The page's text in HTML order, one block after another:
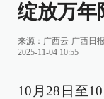
绽放万年
来源： 广西云-广西日报
2025-11-04 10:55
10月28日至